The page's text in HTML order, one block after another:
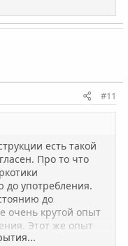
#11
есть такой
Про то что
до употребления.
до
очень крутой опыт
Этот же опыт
уже не от